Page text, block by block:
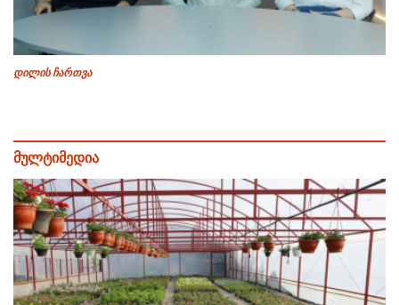
დილის ჩართვა
მულტიმედია